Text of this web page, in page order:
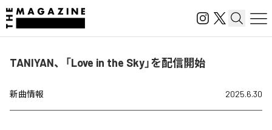
TANIYAN、「Love in the Sky」を配信開始
新曲情報 2025.6.30